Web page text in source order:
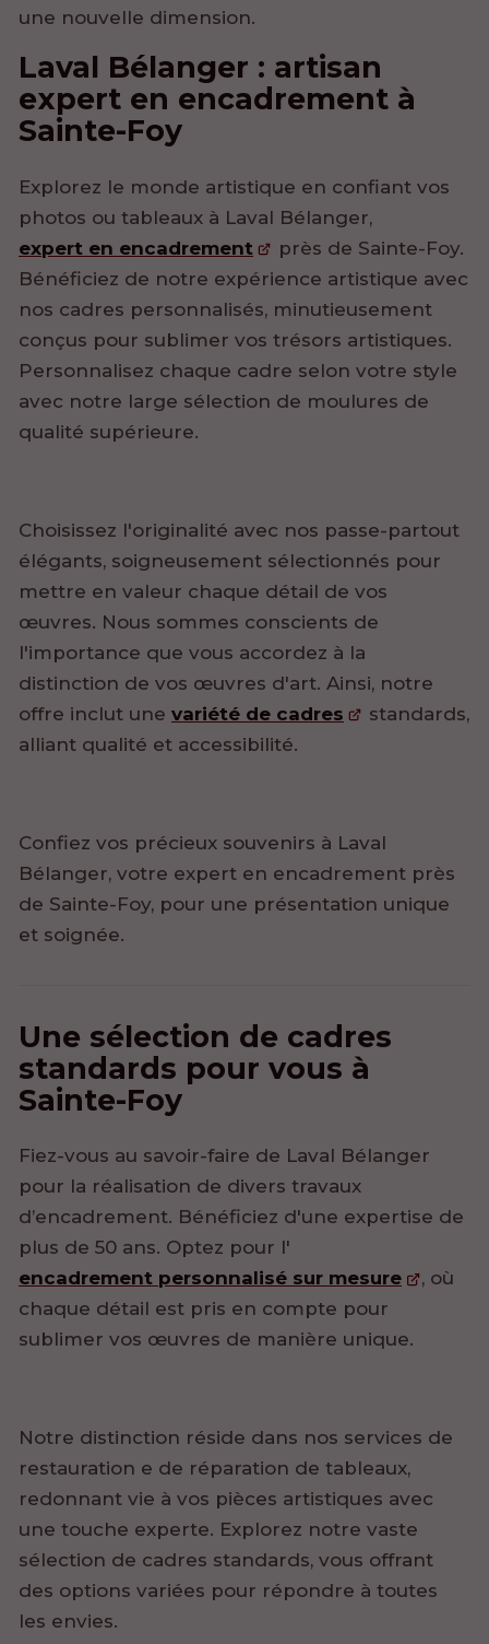
une nouvelle dimension.
Laval Bélanger : artisan
expert en encadrement à
Sainte-Foy
Explorez le monde artistique en confiant vos
photos ou tableaux à Laval Bélanger,
expert en encadrement
près de Sainte-Foy.
Bénéficiez de notre expérience artistique avec
nos cadres personnalisés, minutieusement
conçus pour sublimer vos trésors artistiques.
Personnalisez chaque cadre selon votre style
avec notre large sélection de moulures de
qualité supérieure.
Choisissez l'originalité avec nos passe-partout
élégants, soigneusement sélectionnés pour
mettre en valeur chaque détail de vos
œuvres. Nous sommes conscients de
l'importance que vous accordez à la
distinction de vos œuvres d'art. Ainsi, notre
offre inclut une variété de cadres
standards,
alliant qualité et accessibilité.
Confiez vos précieux souvenirs à Laval
Bélanger, votre expert en encadrement près
de Sainte-Foy, pour une présentation unique
et soignée.
Une sélection de cadres
standards pour vous à
Sainte-Foy
Fiez-vous au savoir-faire de Laval Bélanger
pour la réalisation de divers travaux
d’encadrement. Bénéficiez d'une expertise de
plus de 50 ans. Optez pour l'
encadrement personnalisé sur mesure
, où
chaque détail est pris en compte pour
sublimer vos œuvres de manière unique.
Notre distinction réside dans nos services de
restauration e de réparation de tableaux,
redonnant vie à vos pièces artistiques avec
une touche experte. Explorez notre vaste
sélection de cadres standards, vous offrant
des options variées pour répondre à toutes
les envies.